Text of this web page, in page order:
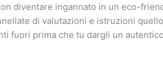
diventare ingannato in un eco-
di valutazioni e istruzioni quello
fuori prima che tu dargli un autentico